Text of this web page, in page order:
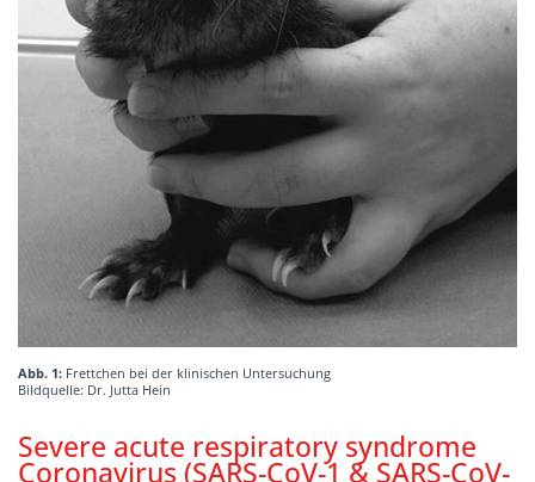
Abb. 1: Frettchen bei der klinischen Untersuchung
Bildquelle: Dr. Jutta Hein
Severe acute respiratory syndrome
Coronavirus (SARS-CoV-1 & SARS-CoV-